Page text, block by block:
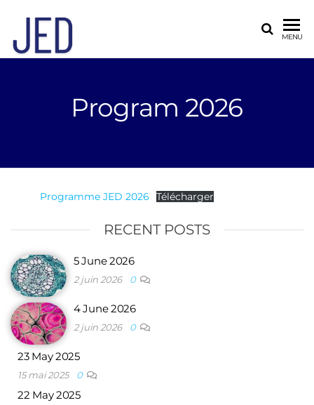
JED
MENU
Program 2026
Programme JED 2026 Télécharger
RECENT POSTS
5 June 2026
2 juin 2026 0
4 June 2026
2 juin 2026 0
23 May 2025
15 mai 2025 0
22 May 2025